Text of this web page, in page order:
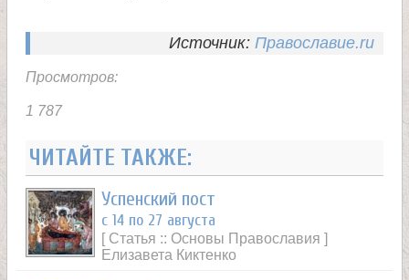
Источник: Православие.ru
Просмотров:
1 787
ЧИТАЙТЕ ТАКЖЕ:
Успенский пост
с 14 по 27 августа
[ Статья :: Основы Православия ]
Елизавета Киктенко